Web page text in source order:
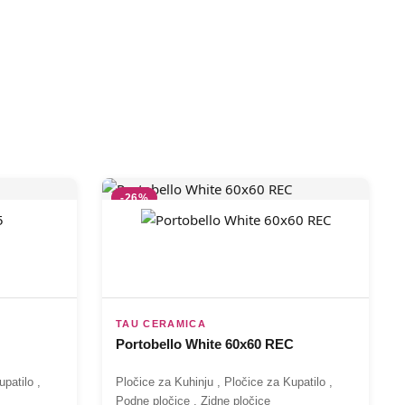
,
-26%
TAU CERAMICA
Portobello White 60x60 REC
Pločice za Kuhinju , Pločice za Kupatilo ,
Podne pločice , Zidne pločice